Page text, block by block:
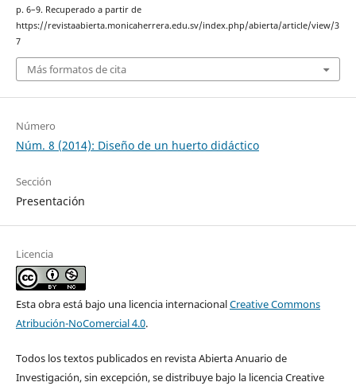
p. 6–9. Recuperado a partir de
https://revistaabierta.monicaherrera.edu.sv/index.php/abierta/article/view/3
7
Más formatos de cita
Número
Núm. 8 (2014): Diseño de un huerto didáctico
Sección
Presentación
Licencia
Esta obra está bajo una licencia internacionalCreative Commons
Atribución-NoComercial 4.0.
Todos los textos publicados en revista Abierta Anuario de
Investigación, sin excepción, se distribuye bajo la licencia Creative